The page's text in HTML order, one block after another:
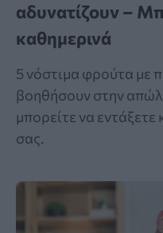
αδυνατίζουν –
καθημερινά
5 νόστιμα φρούτα με
βοηθήσουν στην
μπορείτε να
σας.